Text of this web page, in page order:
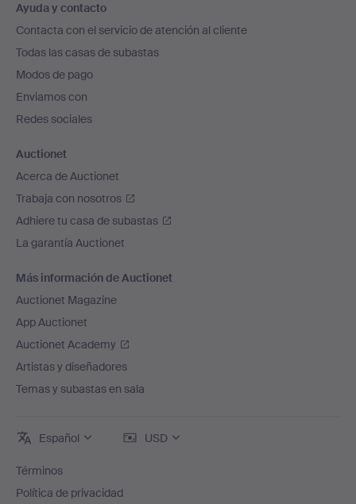
en
el
pie
de
página
Ayuda y contacto
Contacta con el servicio de atención al cliente
Todas las casas de subastas
Modos de pago
Enviamos con
Redes sociales
Auctionet
Acerca de Auctionet
Trabaja con nosotros
Adhiere tu casa de subastas
La garantía Auctionet
Más información de Auctionet
Auctionet Magazine
App Auctionet
Auctionet Academy
Artistas y diseñadores
Temas y subastas en sala
Español USD
Términos
Política de privacidad